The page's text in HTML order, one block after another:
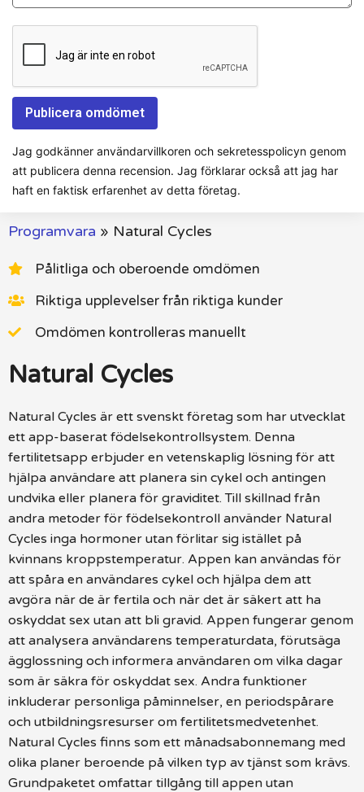
Jag godkänner användarvillkoren och sekretesspolicyn genom
att publicera denna recension. Jag förklarar också att jag har
haft en faktisk erfarenhet av detta företag.
Programvara » Natural Cycles
Pålitliga och oberoende omdömen
Riktiga upplevelser från riktiga kunder
Omdömen kontrolleras manuellt
Natural Cycles
Natural Cycles är ett svenskt företag som har utvecklat
ett app-baserat födelsekontrollsystem. Denna
fertilitetsapp erbjuder en vetenskaplig lösning för att
hjälpa användare att planera sin cykel och antingen
undvika eller planera för graviditet. Till skillnad från
andra metoder för födelsekontroll använder Natural
Cycles inga hormoner utan förlitar sig istället på
kvinnans kroppstemperatur. Appen kan användas för
att spåra en användares cykel och hjälpa dem att
avgöra när de är fertila och när det är säkert att ha
oskyddat sex utan att bli gravid. Appen fungerar genom
att analysera användarens temperaturdata, förutsäga
ägglossning och informera användaren om vilka dagar
som är säkra för oskyddat sex. Andra funktioner
inkluderar personliga påminnelser, en periodspårare
och utbildningsresurser om fertilitetsmedvetenhet.
Natural Cycles finns som ett månadsabonnemang med
olika planer beroende på vilken typ av tjänst som krävs.
Grundpaketet omfattar tillgång till appen utan